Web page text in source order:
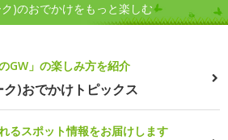
)のおでかけをもっと楽しむ
GW」の楽しみ方を紹介
)おでかけトピックス
るスポット情報をお届けします